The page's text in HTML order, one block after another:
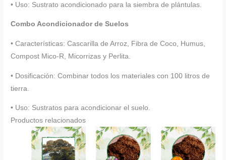
• Uso: Sustrato acondicionado para la siembra de plántulas.
Combo Acondicionador de Suelos
• Características: Cascarilla de Arroz, Fibra de Coco, Humus,
Compost Mico-R, Micorrizas y Perlita.
• Dosificación: Combinar todos los materiales con 100 litros de
tierra.
• Uso: Sustratos para acondicionar el suelo.
Productos relacionados